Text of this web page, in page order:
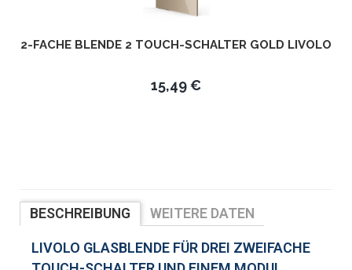
2-FACHE BLENDE 2 TOUCH-SCHALTER GOLD LIVOLO
15,49 €
BESCHREIBUNG
WEITERE DATEN
LIVOLO GLASBLENDE FÜR DREI ZWEIFACHE